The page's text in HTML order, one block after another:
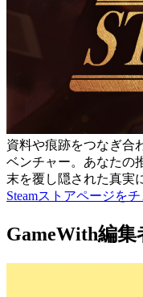
資料や痕跡をつなぎ合
ベンチャー。あなたの
末を覆し隠された真実
Steamストアページを
GameWith編集